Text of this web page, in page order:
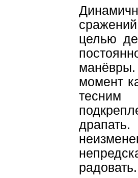
целью
момент
тесним
радовать.